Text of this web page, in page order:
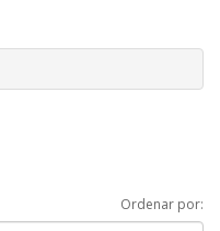
Ordenar por: